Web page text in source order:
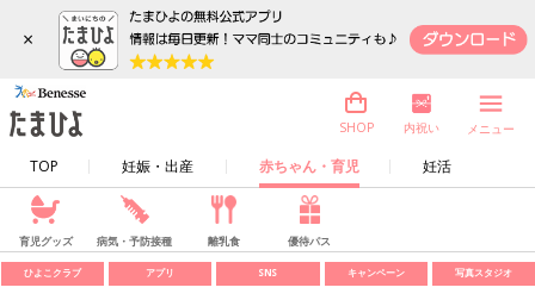
×
TOP 妊娠・出産 赤ちゃん・育児 妊活
SHOP 内祝い メニュー
育児グッズ 病気・予防接種 離乳食 優待パス
ひよこクラブ アプリ SNS キャンペーン 写真スタジオ